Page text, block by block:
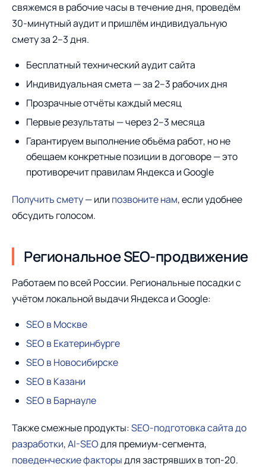
свяжемся в рабочие часы в течение дня, проведём
30-минутный аудит и пришлём индивидуальную
смету за 2–3 дня.
Бесплатный технический аудит сайта
Индивидуальная смета — за 2–3 рабочих дня
Прозрачные отчёты каждый месяц
Первые результаты — через 2–3 месяца
Гарантируем выполнение объёма работ, но не
обещаем конкретные позиции в договоре — это
противоречит правилам Яндекса и Google
Получить смету— или позвоните нам, если удобнее
обсудить голосом.
Региональное SEO-продвижение
Работаем по всей России. Региональные посадки с
учётом локальной выдачи Яндекса и Google:
SEO в Москве
SEO в Екатеринбурге
SEO в Новосибирске
SEO в Казани
SEO в Барнауле
Также смежные продукты:SEO-подготовка сайта до
разработки,AI-SEOдля премиум-сегмента,
поведенческие факторыдля застрявших в топ-20.